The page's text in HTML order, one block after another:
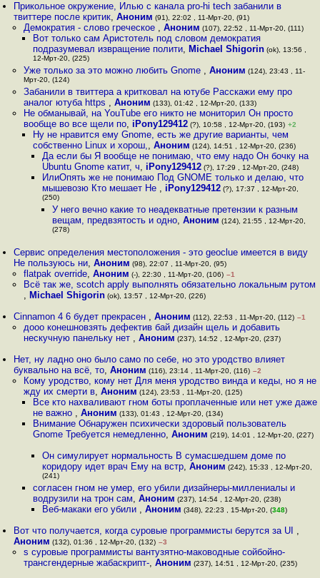
Прикольное окружение, Илью с канала pro-hi tech забанили в
твиттере после критик,Аноним (91), 22:02 , 11-Мрт-20, (91)
Демократия - слово греческое , Аноним (107), 22:52 , 11-Мрт-20, (111)
Вот только сам Аристотель под словом демократия
подразумевал извращение полити, Michael Shigorin(ok), 13:56 ,
12-Мрт-20, (225)
Уже только за это можно любить Gnome , Аноним (124), 23:43 , 11-
Мрт-20, (124)
Забанили в твиттера а критковал на ютубе Расскажи ему про
аналог ютуба https , Аноним (133), 01:42 , 12-Мрт-20, (133)
Не обманывай, на YouTube его никто не мониторил Он просто
вообще во все щели по, iPony129412(?), 10:58 , 12-Мрт-20, (193) +2
Ну не нравится ему Gnome, есть же другие варианты, чем
собственно Linux и хорош,, Аноним (124), 14:51 , 12-Мрт-20, (236)
Да если бы Я вообще не понимаю, что ему надо Он бочку на
Ubuntu Gnome катит, ч, iPony129412 (?), 17:29 , 12-Мрт-20, (248)
ИлиОпять же не понимаю Под GNOME только и делаю, что
мышевозю Кто мешает Не , iPony129412 (?), 17:37 , 12-Мрт-20,
(250)
У него вечно какие то неадекватные претензии к разным
вещам, предвзятость и одно, Аноним (124), 21:55 , 12-Мрт-20,
(278)
Сервис определения местоположения - это geoclue имеется в виду
Не пользуюсь ни,Аноним (98), 22:07 , 11-Мрт-20, (95)
flatpak override, Аноним (-), 22:30 , 11-Мрт-20, (106) –1
Всё так же, scotch apply выполнять обязательно локальным рутом
, Michael Shigorin(ok), 13:57 , 12-Мрт-20, (226)
Cinnamon 4 6 будет прекрасен ,Аноним (112), 22:53 , 11-Мрт-20, (112) –1
дооо конешновзять дефектив бай дизайн щель и добавить
нескучную панельку нет , Аноним (237), 14:52 , 12-Мрт-20, (237)
Нет, ну ладно оно было само по себе, но это уродство влияет
буквально на всё, то,Аноним (116), 23:14 , 11-Мрт-20, (116) –2
Кому уродство, кому нет Для меня уродство винда и кеды, но я не
жду их смерти в, Аноним (124), 23:53 , 11-Мрт-20, (125)
Все кто нахваливают гном боты проплаченные или нет уже даже
не важно , Аноним (133), 01:43 , 12-Мрт-20, (134)
Внимание Обнаружен психически здоровый пользователь
Gnome Требуется немедленно, Аноним (219), 14:01 , 12-Мрт-20, (227)
Он симулирует нормальность В сумасшедшем доме по
коридору идет врач Ему на встр,Аноним (242), 15:33 , 12-Мрт-20,
(241)
согласен гном не умер, его убили дизайнеры-миллениалы и
водрузили на трон сам, Аноним (237), 14:54 , 12-Мрт-20, (238)
Веб-макаки его убили ,Аноним (348), 22:23 , 15-Мрт-20, (348)
Вот что получается, когда суровые программисты берутся за UI ,
Аноним (132), 01:36 , 12-Мрт-20, (132) –3
s суровые программисты вантузятно-маководные сойбойно-
трансгендерные жабаскрипт-, Аноним (237), 14:51 , 12-Мрт-20, (235)